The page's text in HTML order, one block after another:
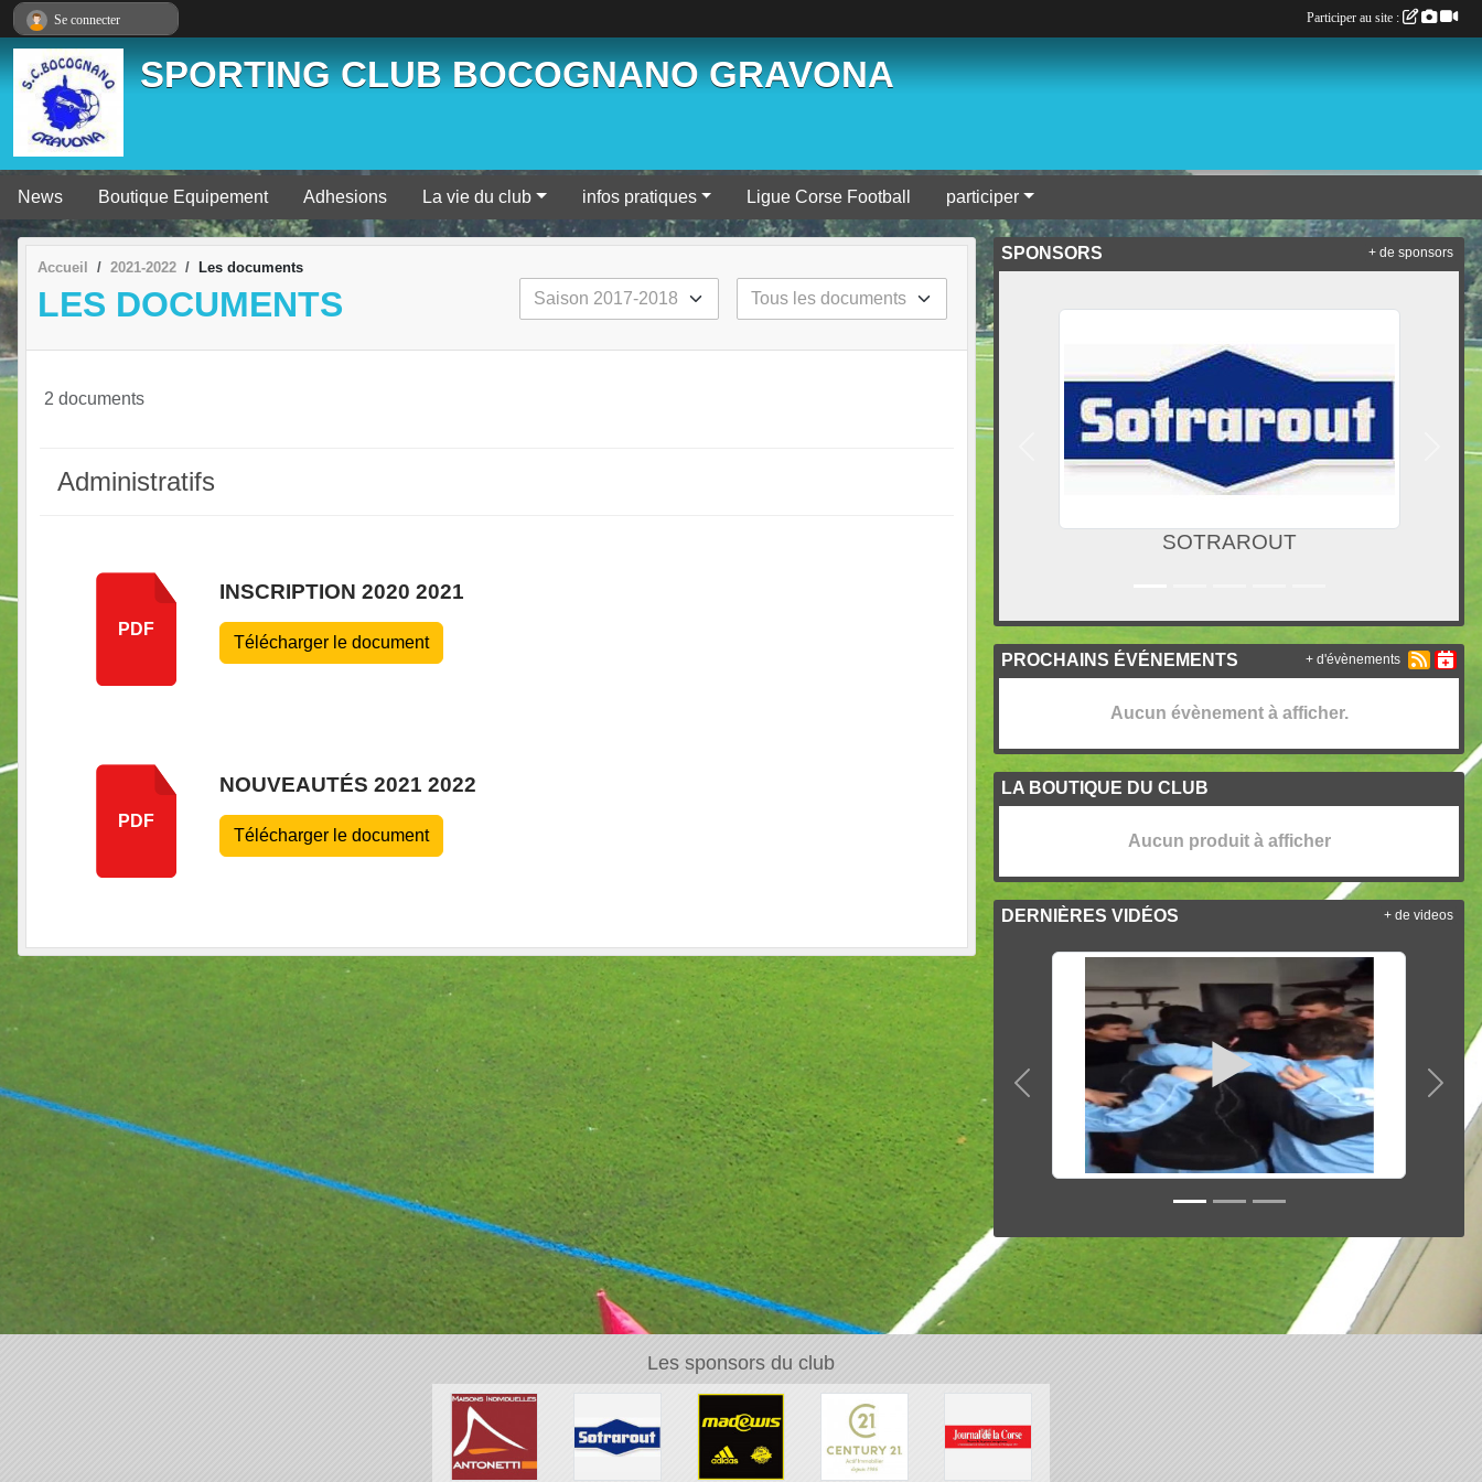
SPORTING CLUB BOCOGNANO GRAVONA
News Boutique Equipement Adhesions La vie du club infos pratiques Ligue Corse Football participer
Accueil 2021-2022 Les documents
LES DOCUMENTS
2 documents
Administratifs
PDF
INSCRIPTION 2020 2021
Télécharger le document
PDF
NOUVEAUTÉS 2021 2022
Télécharger le document
SPONSORS
SOTRAROUT
Précedent
+ de sponsors
PROCHAINS ÉVÉNEMENTS
Aucun évènement à afficher.
+ d'évènements
LA BOUTIQUE DU CLUB
Aucun produit à afficher
DERNIÈRES VIDÉOS
Précedent
+ de videos
Les sponsors du club
Se connecter Participer au site :
Panneau de gestion des cookies